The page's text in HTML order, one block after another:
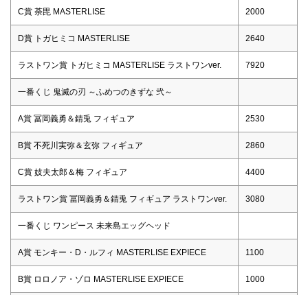
C賞 荼毘 MASTERLISE 2000
D賞 トガヒミコ MASTERLISE 2640
ラストワン賞 トガヒミコ MASTERLISE ラストワンver. 7920
一番くじ 鬼滅の刃 ～ふめつのきずな 弐～
A賞 冨岡義勇＆錆兎 フィギュア 2530
B賞 不死川実弥＆玄弥 フィギュア 2860
C賞 妓夫太郎＆梅 フィギュア 4400
ラストワン賞 冨岡義勇＆錆兎 フィギュア ラストワンver. 3080
一番くじ ワンピース 未来島エッグヘッド
A賞 モンキー・D・ルフィ MASTERLISE EXPIECE 1100
B賞 ロロノア・ゾロ MASTERLISE EXPIECE 1000